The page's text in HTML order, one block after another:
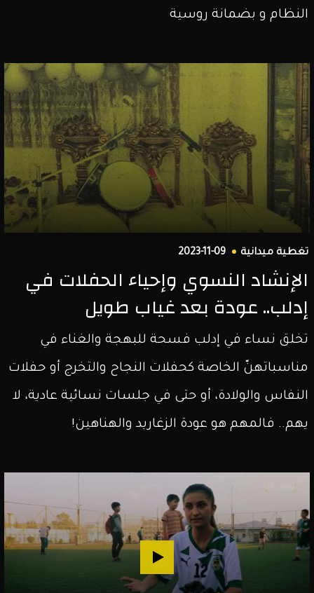
النظام و بضمانة روسية
تغطية ميدانية 2023-11-09
الإنشاد النسوي وإحياء الحفلات في
إدلب.. عودة بعد غياب طويل
تخلق نساء في إدلب فسحة للبهجة والغناء في
مناسباتهنّ الخاصة كحفلات النجاح والتخرج أو حفلات
النفاس والولادة، أو حتى في جلسات نسائية عادية، لا
يهم.. فالمهم هو عودة الزغاريد والهناهين!